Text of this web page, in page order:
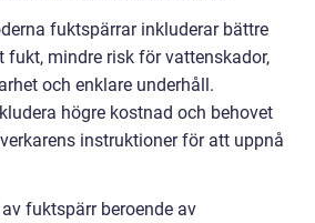
fuktspärrar inkluderar bättre
mindre risk för vattenskador,
och enklare underhåll.
högre kostnad och behovet
instruktioner för att uppnå
fuktspärr beroende av